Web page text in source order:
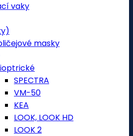
vaky
masky
SPECTRA
VM-50
KEA
LOOK, LOOK HD
LOOK 2